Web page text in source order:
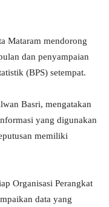
Mataram mendorong
dan penyampaian
(BPS) setempat.
Basri, mengatakan
yang digunakan
memiliki
Organisasi Perangkat
data yang